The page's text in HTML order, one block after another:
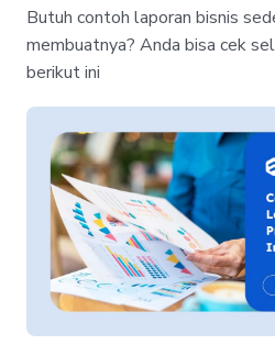
Butuh contoh laporan bisnis
membuatnya? Anda bisa cek
berikut ini